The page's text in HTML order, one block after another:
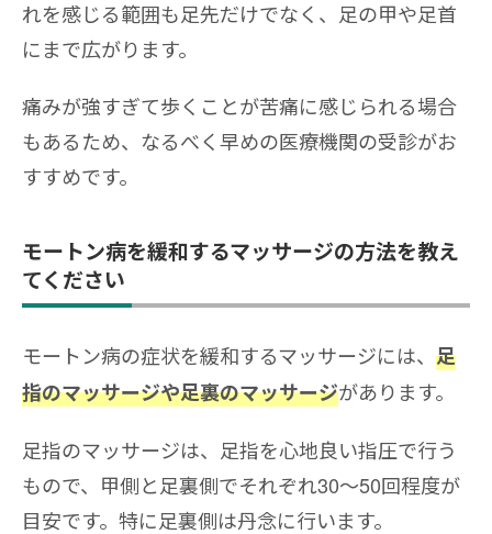
れを感じる範囲も足先だけでなく、足の甲や足首
にまで広がります。
痛みが強すぎて歩くことが苦痛に感じられる場合
もあるため、なるべく早めの医療機関の受診がお
すすめです。
モートン病を緩和するマッサージの方法を教え
てください
モートン病の症状を緩和するマッサージには、 足
指のマッサージや足裏のマッサージがあります。
足指のマッサージは、足指を心地良い指圧で行う
もので、甲側と足裏側でそれぞれ30～50回程度が
目安です。特に足裏側は丹念に行います。